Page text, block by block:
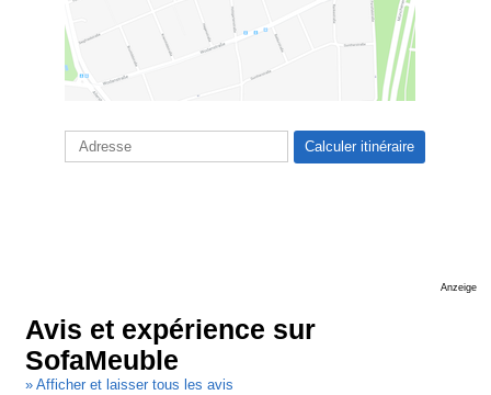
Anzeige
Avis et expérience sur
SofaMeuble
» Afficher et laisser tous les avis